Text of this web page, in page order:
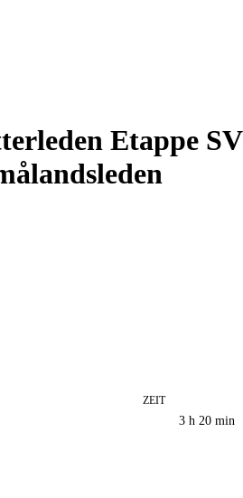
Etappe
ZEIT
3 h 20 min